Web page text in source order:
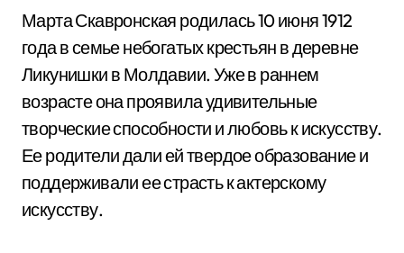
Марта Скавронская родилась 10 июня 1912
года в семье небогатых крестьян в деревне
Ликунишки в Молдавии. Уже в раннем
возрасте она проявила удивительные
творческие способности и любовь к искусству.
Ее родители дали ей твердое образование и
поддерживали ее страсть к актерскому
искусству.